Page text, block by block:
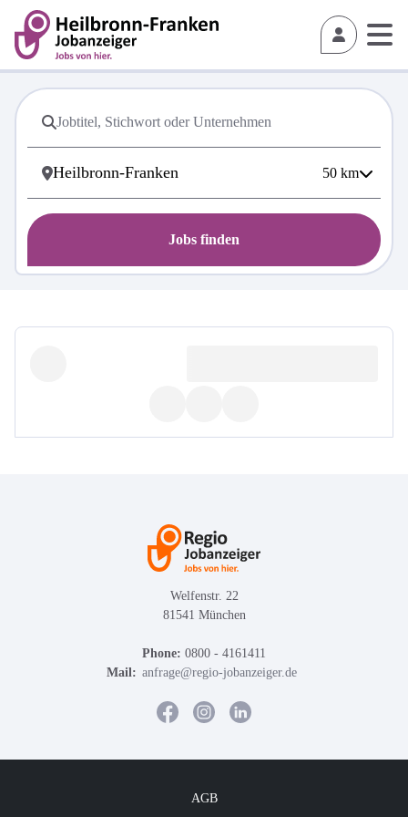
50 km
Jobs finden
Welfenstr. 22
81541 München
Phone: 0800 - 4161411
Mail: anfrage@regio-jobanzeiger.de
AGB